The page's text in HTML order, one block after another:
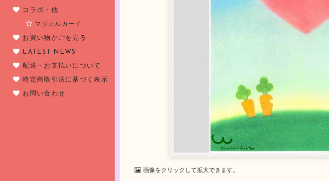
コラボ・他
マジカルカード
お買い物かごを見る
LATEST NEWS
配送・お支払いについて
特定商取引法に基づく表示
お問い合わせ
画像をクリックして拡大できます。